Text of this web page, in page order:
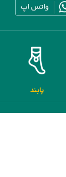
پابند